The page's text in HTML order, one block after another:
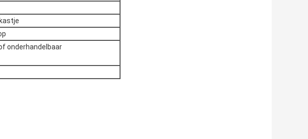
onderhandelbaar